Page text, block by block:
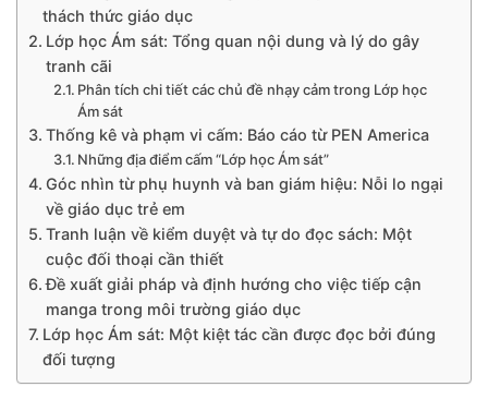
thách thức giáo dục
Lớp học Ám sát: Tổng quan nội dung và lý do gây
tranh cãi
Phân tích chi tiết các chủ đề nhạy cảm trong Lớp học
Ám sát
Thống kê và phạm vi cấm: Báo cáo từ PEN America
Những địa điểm cấm “Lớp học Ám sát”
Góc nhìn từ phụ huynh và ban giám hiệu: Nỗi lo ngại
về giáo dục trẻ em
Tranh luận về kiểm duyệt và tự do đọc sách: Một
cuộc đối thoại cần thiết
Đề xuất giải pháp và định hướng cho việc tiếp cận
manga trong môi trường giáo dục
Lớp học Ám sát: Một kiệt tác cần được đọc bởi đúng
đối tượng